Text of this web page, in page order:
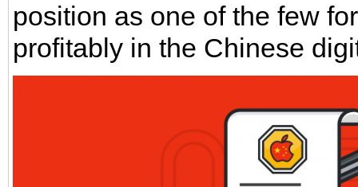
position as one of the few
profitably in the Chinese